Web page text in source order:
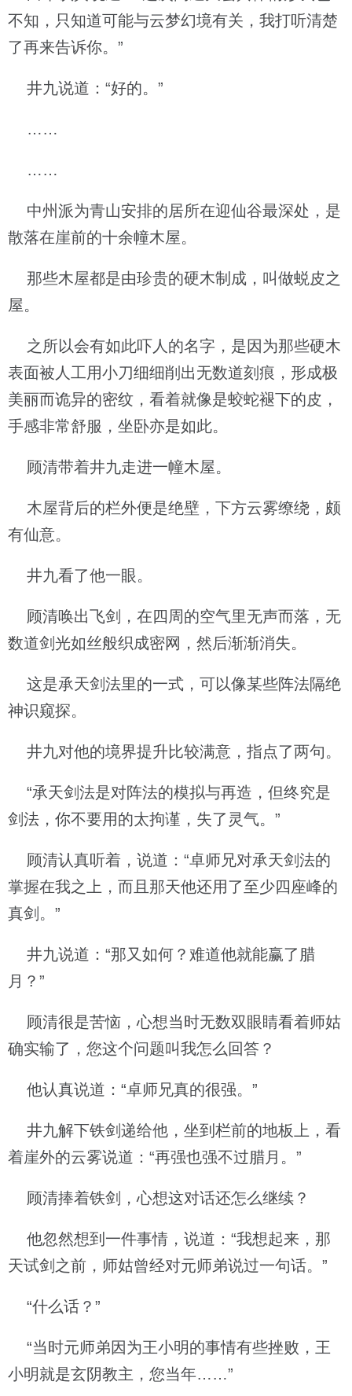
不知，只知道可能与云梦幻境有关，我打听清楚
了再来告诉你。”
井九说道：“好的。”
……
……
中州派为青山安排的居所在迎仙谷最深处，是
散落在崖前的十余幢木屋。
那些木屋都是由珍贵的硬木制成，叫做蜕皮之
屋。
之所以会有如此吓人的名字，是因为那些硬木
表面被人工用小刀细细削出无数道刻痕，形成极
美丽而诡异的密纹，看着就像是蛟蛇褪下的皮，
手感非常舒服，坐卧亦是如此。
顾清带着井九走进一幢木屋。
木屋背后的栏外便是绝壁，下方云雾缭绕，颇
有仙意。
井九看了他一眼。
顾清唤出飞剑，在四周的空气里无声而落，无
数道剑光如丝般织成密网，然后渐渐消失。
这是承天剑法里的一式，可以像某些阵法隔绝
神识窥探。
井九对他的境界提升比较满意，指点了两句。
“承天剑法是对阵法的模拟与再造，但终究是
剑法，你不要用的太拘谨，失了灵气。”
顾清认真听着，说道：“卓师兄对承天剑法的
掌握在我之上，而且那天他还用了至少四座峰的
真剑。”
井九说道：“那又如何？难道他就能赢了腊
月？”
顾清很是苦恼，心想当时无数双眼睛看着师姑
确实输了，您这个问题叫我怎么回答？
他认真说道：“卓师兄真的很强。”
井九解下铁剑递给他，坐到栏前的地板上，看
着崖外的云雾说道：“再强也强不过腊月。”
顾清捧着铁剑，心想这对话还怎么继续？
他忽然想到一件事情，说道：“我想起来，那
天试剑之前，师姑曾经对元师弟说过一句话。”
“什么话？”
“当时元师弟因为王小明的事情有些挫败，王
小明就是玄阴教主，您当年……”